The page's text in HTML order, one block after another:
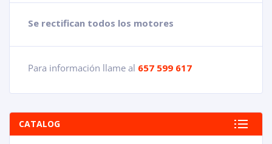
Se rectifican todos los motores
Para información llame al 657 599 617
CATALOG